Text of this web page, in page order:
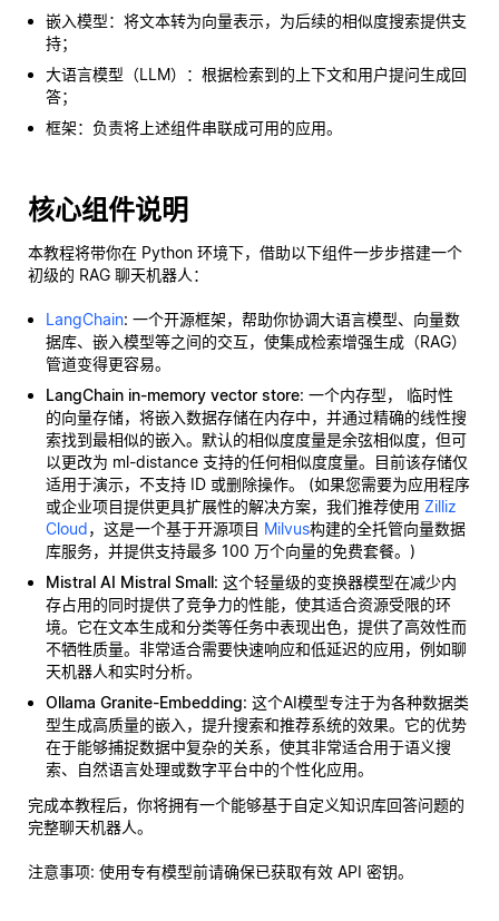
嵌入模型：将文本转为向量表示，为后续的相似度搜索提供支
持；
大语言模型（LLM）：根据检索到的上下文和用户提问生成回
答；
框架：负责将上述组件串联成可用的应用。
核心组件说明
本教程将带你在 Python 环境下，借助以下组件一步步搭建一个
初级的 RAG 聊天机器人：
LangChain: 一个开源框架，帮助你协调大语言模型、向量数
据库、嵌入模型等之间的交互，使集成检索增强生成（RAG）
管道变得更容易。
LangChain in-memory vector store: 一个内存型， 临时性
的向量存储，将嵌入数据存储在内存中，并通过精确的线性搜
索找到最相似的嵌入。默认的相似度度量是余弦相似度，但可
以更改为 ml-distance 支持的任何相似度度量。目前该存储仅
适用于演示，不支持 ID 或删除操作。 (如果您需要为应用程序
或企业项目提供更具扩展性的解决方案，我们推荐使用 Zilliz
Cloud，这是一个基于开源项目 Milvus构建的全托管向量数据
库服务，并提供支持最多 100 万个向量的免费套餐。)
Mistral AI Mistral Small: 这个轻量级的变换器模型在减少内
存占用的同时提供了竞争力的性能，使其适合资源受限的环
境。它在文本生成和分类等任务中表现出色，提供了高效性而
不牺牲质量。非常适合需要快速响应和低延迟的应用，例如聊
天机器人和实时分析。
Ollama Granite-Embedding: 这个AI模型专注于为各种数据类
型生成高质量的嵌入，提升搜索和推荐系统的效果。它的优势
在于能够捕捉数据中复杂的关系，使其非常适合用于语义搜
索、自然语言处理或数字平台中的个性化应用。
完成本教程后，你将拥有一个能够基于自定义知识库回答问题的
完整聊天机器人。
注意事项: 使用专有模型前请确保已获取有效 API 密钥。